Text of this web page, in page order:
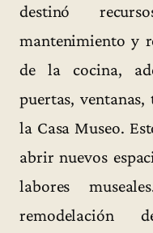
destinó
mantenimiento y
de la cocina,
puertas,
la Casa Museo.
abrir nuevos
labores
remodelación